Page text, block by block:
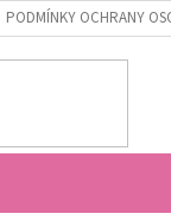
PODMÍNKY OCHRANY